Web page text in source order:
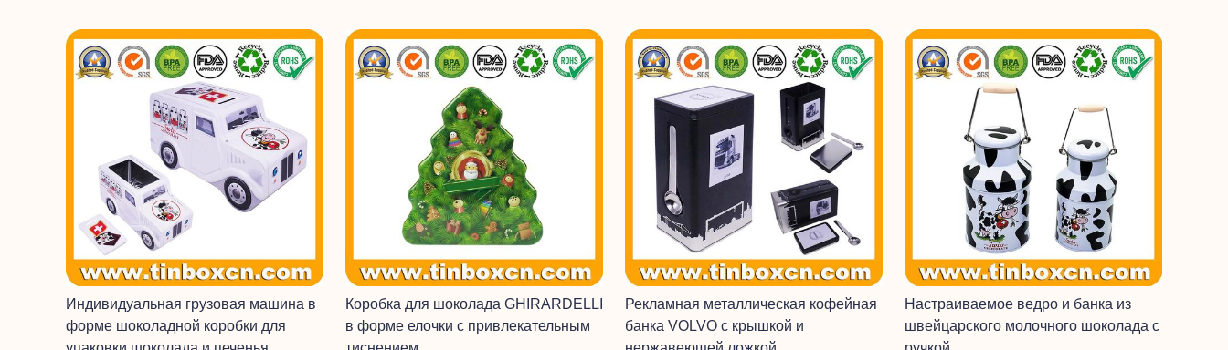
Индивидуальная грузовая машина в
форме шоколадной коробки для
Коробка для шоколада GHIRARDELLI
в форме елочки с привлекательным
Рекламная металлическая кофейная
банка VOLVO с крышкой и
Настраиваемое ведро и банка из
швейцарского молочного шоколада с